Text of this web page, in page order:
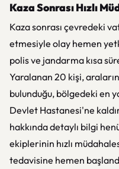
Kaza Sonrası Hızlı
Kaza sonrası çevredeki
etmesiyle olay hemen
polis ve jandarma kısa
Yaralanan 20 kişi,
bulunduğu, bölgedeki en
Devlet Hastanesi'ne
hakkında detaylı bilgi
ekiplerinin hızlı
tedavisine hemen